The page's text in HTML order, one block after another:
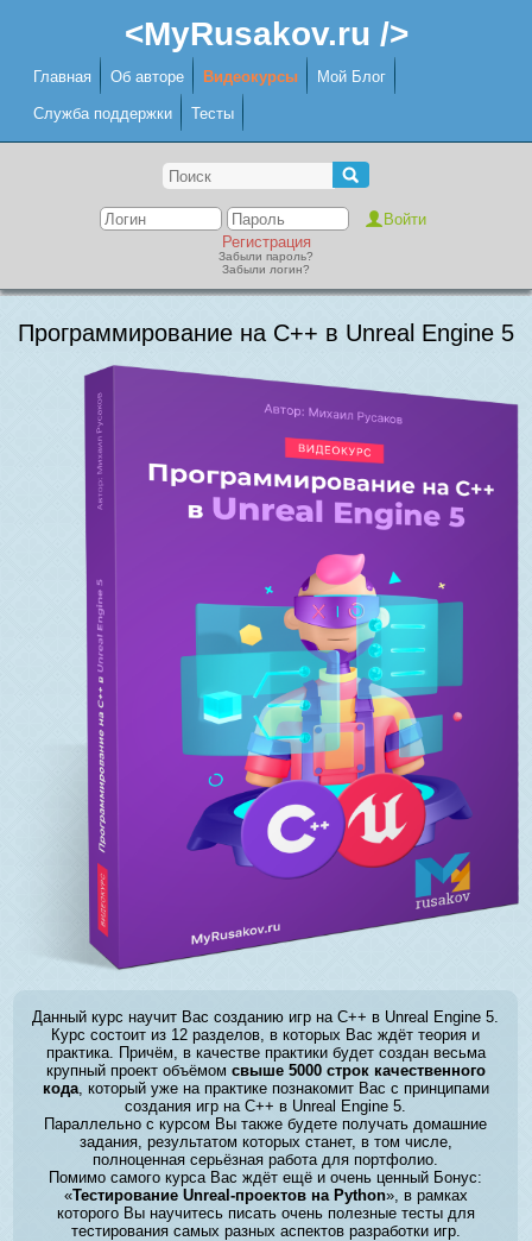
<MyRusakov.ru />
Главная Об авторе Видеокурсы Мой Блог
Служба поддержки Тесты
Регистрация
Забыли пароль?
Забыли логин?
Программирование на C++ в Unreal Engine 5
Данный курс научит Вас созданию игр на C++ в Unreal Engine 5.
Курс состоит из 12 разделов, в которых Вас ждёт теория и
практика. Причём, в качестве практики будет создан весьма
крупный проект объёмом свыше 5000 строк качественного
кода, который уже на практике познакомит Вас с принципами
создания игр на C++ в Unreal Engine 5.
Параллельно с курсом Вы также будете получать домашние
задания, результатом которых станет, в том числе,
полноценная серьёзная работа для портфолио.
Помимо самого курса Вас ждёт ещё и очень ценный Бонус:
«Тестирование Unreal-проектов на Python», в рамках
которого Вы научитесь писать очень полезные тесты для
тестирования самых разных аспектов разработки игр.